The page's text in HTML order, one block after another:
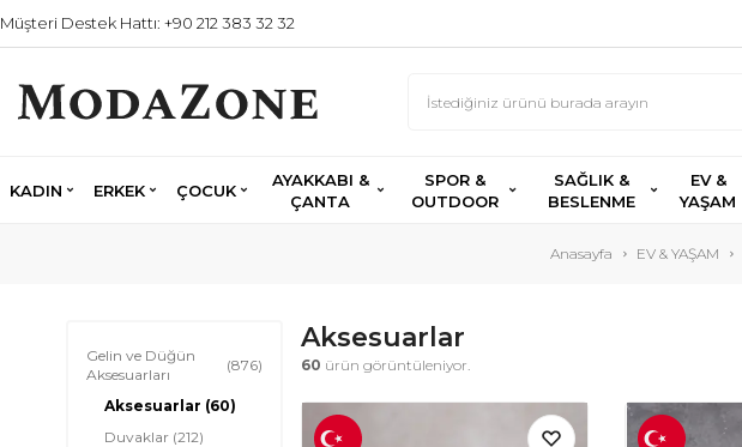
Müşteri Destek Hattı: +90 212 383 32 32
KADIN ERKEK ÇOCUK
AYAKKABI &
ÇANTA
SPOR &
OUTDOOR
SAĞLIK &
BESLENME
EV &
YAŞAM
Anasayfa EV & YAŞAM
Gelin ve Düğün
Aksesuarları
(876)
Aksesuarlar (60)
Duvaklar (212)
Aksesuarlar
60 ürün görüntüleniyor.